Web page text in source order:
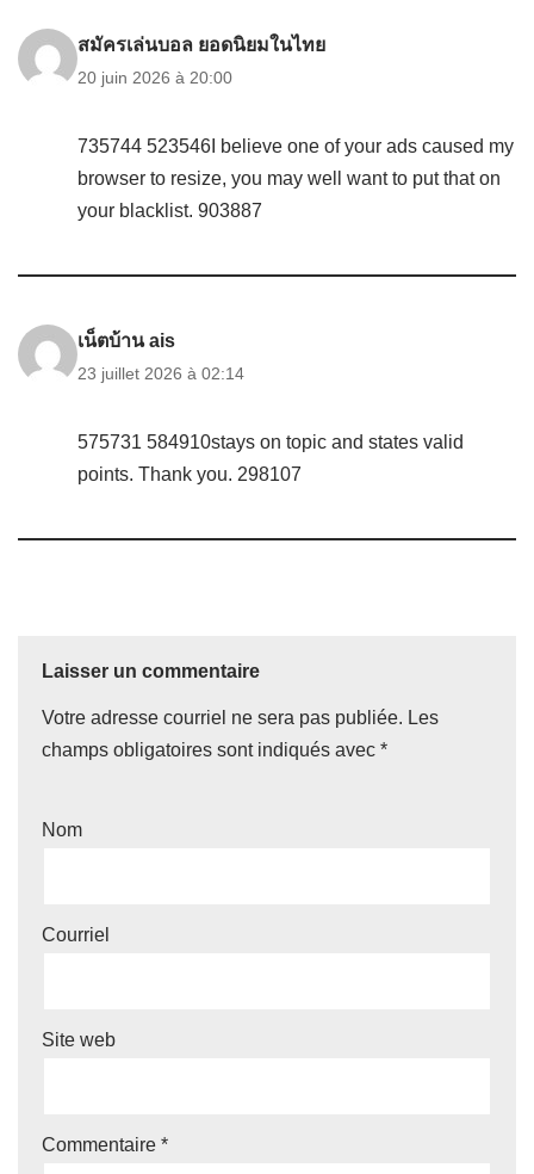
สมัครเล่นบอล ยอดนิยมในไทย
20 juin 2026 à 20:00
735744 523546I believe one of your ads caused my
browser to resize, you may well want to put that on
your blacklist. 903887
เน็ตบ้าน ais
23 juillet 2026 à 02:14
575731 584910stays on topic and states valid
points. Thank you. 298107
Laisser un commentaire
Votre adresse courriel ne sera pas publiée. Les
champs obligatoires sont indiqués avec *
Nom
Courriel
Site web
Commentaire *